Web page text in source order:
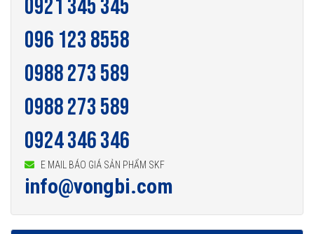
0921 345 345
096 123 8558
0988 273 589
0988 273 589
0924 346 346
E MAIL BÁO GIÁ SẢN PHẨM SKF
info@vongbi.com